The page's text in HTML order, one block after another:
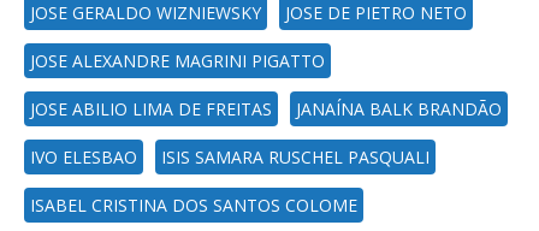
JOSE GERALDO WIZNIEWSKY JOSE DE PIETRO NETO
JOSE ALEXANDRE MAGRINI PIGATTO
JOSE ABILIO LIMA DE FREITAS JANAÍNA BALK BRANDÃO
IVO ELESBAO ISIS SAMARA RUSCHEL PASQUALI
ISABEL CRISTINA DOS SANTOS COLOME